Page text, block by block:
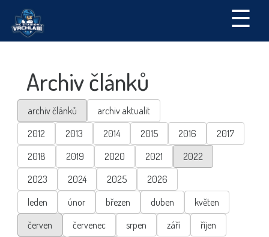
☰
Archiv článků
archiv článků
archiv aktualit
2012
2013 2014 2015 2016
2017
2018
2019 2020 2021
2022
2023
2024 2025
2026
leden
únor březen duben
květen
červen
červenec srpen září
říjen